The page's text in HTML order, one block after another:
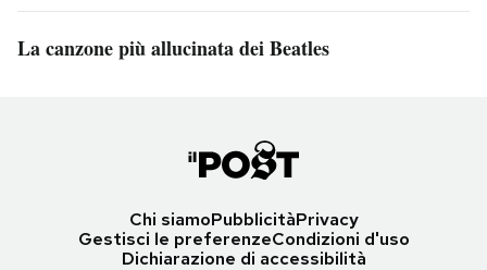
La canzone più allucinata dei Beatles
Chi siamoPubblicitàPrivacy
Gestisci le preferenzeCondizioni d'uso
Dichiarazione di accessibilità